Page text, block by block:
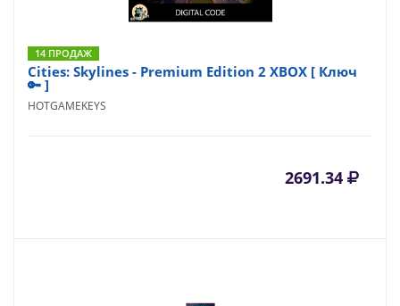
14 ПРОДАЖ
Cities: Skylines - Premium Edition 2 XBOX [ Ключ
🔑 ]
HOTGAMEKEYS
2691.34